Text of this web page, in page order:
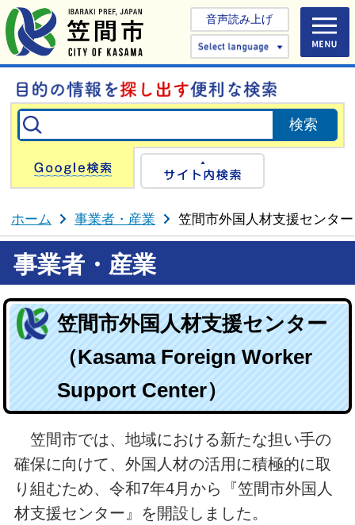
音声読み上げ
Select
Google検索
ホーム 事業者・産業 笠間市外国人材支援センタ
事業者・産業
笠間市外国人材支援センター
（Kasama Foreign Worker
Support Center）
笠間市では、地域における新たな担い手の
確保に向けて、外国人材の活用に積極的に取
り組むため、令和7年4月から『笠間市外国人
材支援センター』を開設しました。